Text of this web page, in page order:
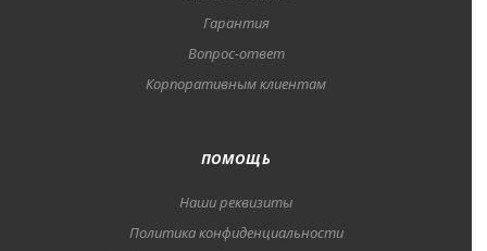
Гарантия
Вопрос-ответ
Корпоративным клиентам
ПОМОЩЬ
Наши реквизиты
Политика конфиденциальности